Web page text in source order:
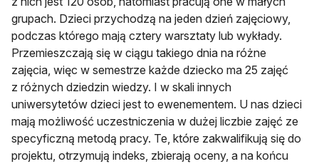
grupach. Dzieci przychodzą na jeden dzień zajęciowy,
podczas którego mają cztery warsztaty lub wykłady.
Przemieszczają się w ciągu takiego dnia na różne
zajęcia, więc w semestrze każde dziecko ma 25 zajęć
z różnych dziedzin wiedzy. I w skali innych
uniwersytetów dzieci jest to ewenementem. U nas dzieci
mają możliwość uczestniczenia w dużej liczbie zajęć ze
specyficzną metodą pracy. Te, które zakwalifikują się do
projektu, otrzymują indeks, zbierają oceny, a na końcu